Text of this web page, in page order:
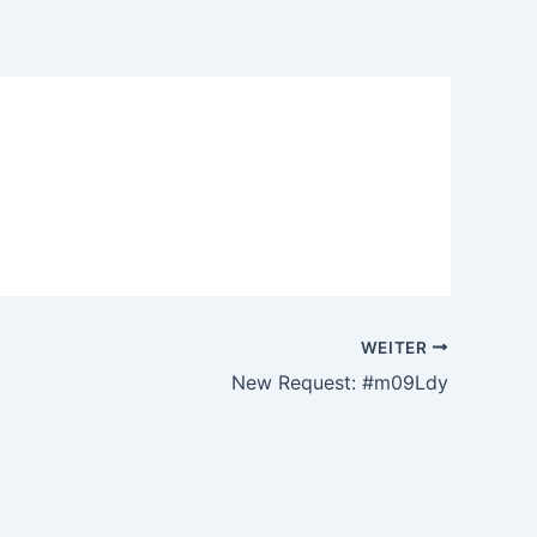
WEITER
New Request: #m09Ldy